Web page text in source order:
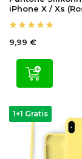
iPhone X / Xs
9,99 €
1+1 Gratis